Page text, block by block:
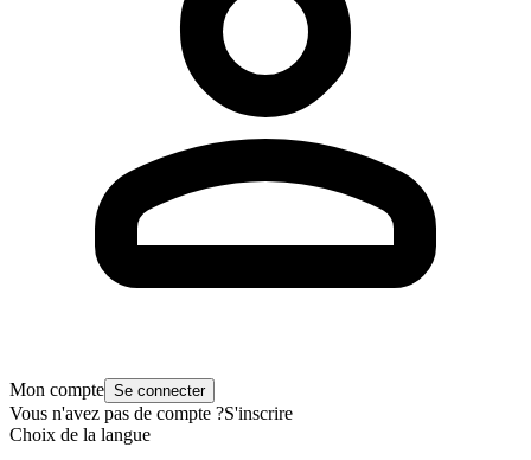
Mon compte Se connecter
Vous n'avez pas de compte ?S'inscrire
Choix de la langue